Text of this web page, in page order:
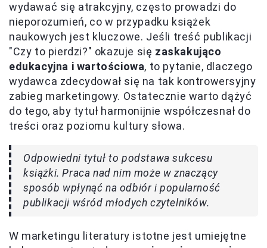
wydawać się atrakcyjny, często prowadzi do
nieporozumień, co w przypadku książek
naukowych jest kluczowe. Jeśli treść publikacji
"Czy to pierdzi?" okazuje się zaskakująco
edukacyjna i wartościowa, to pytanie, dlaczego
wydawca zdecydował się na tak kontrowersyjny
zabieg marketingowy. Ostatecznie warto dążyć
do tego, aby tytuł harmonijnie współczesnał do
treści oraz poziomu kultury słowa.
Odpowiedni tytuł to podstawa sukcesu
książki. Praca nad nim może w znaczący
sposób wpłynąć na odbiór i popularność
publikacji wśród młodych czytelników.
W marketingu literatury istotne jest umiejętne